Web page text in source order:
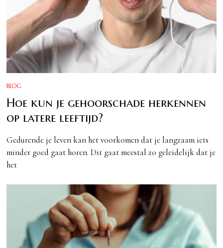
BLOG
Hoe kun je gehoorschade herkennen
op latere leeftijd?
Gedurende je leven kan het voorkomen dat je langzaam iets
minder goed gaat horen. Dit gaat meestal zo geleidelijk dat je
het